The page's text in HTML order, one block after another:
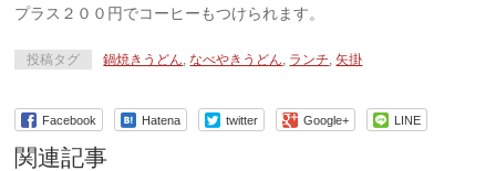
プラス２００円でコーヒーもつけられます。
投稿タグ 鍋焼きうどん ,なべやきうどん ランチ ,矢掛
Facebook Hatena twitter Google+ LINE
関連記事